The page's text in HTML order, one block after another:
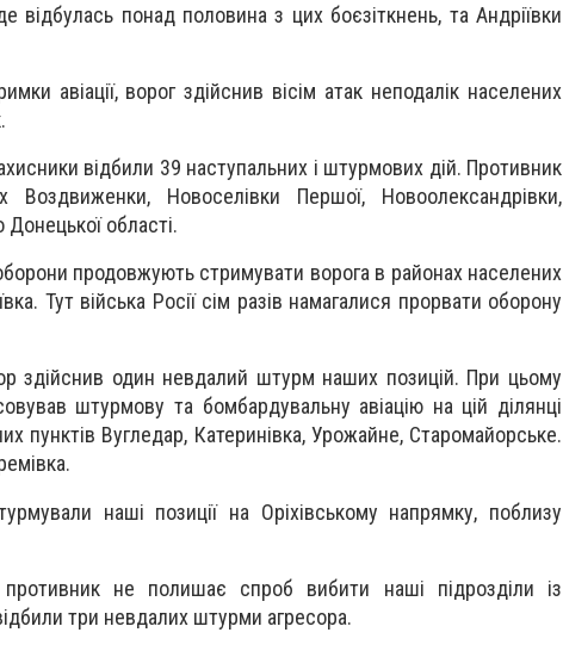
відбулась понад половина з цих боєзіткнень, та Андріївки
авіації, ворог здійснив вісім атак неподалік населених
відбили 39 наступальних і штурмових дій. Противник
Воздвиженки, Новоселівки Першої, Новоолександрівки,
області.
продовжують стримувати ворога в районах населених
Тут війська Росії сім разів намагалися прорвати оборону
здійснив один невдалий штурм наших позицій. При цьому
штурмову та бомбардувальну авіацію на цій ділянці
пунктів Вугледар, Катеринівка, Урожайне, Старомайорське.
наші позиції на Оріхівському напрямку, поблизу
противник не полишає спроб вибити наші підрозділи із
три невдалих штурми агресора.